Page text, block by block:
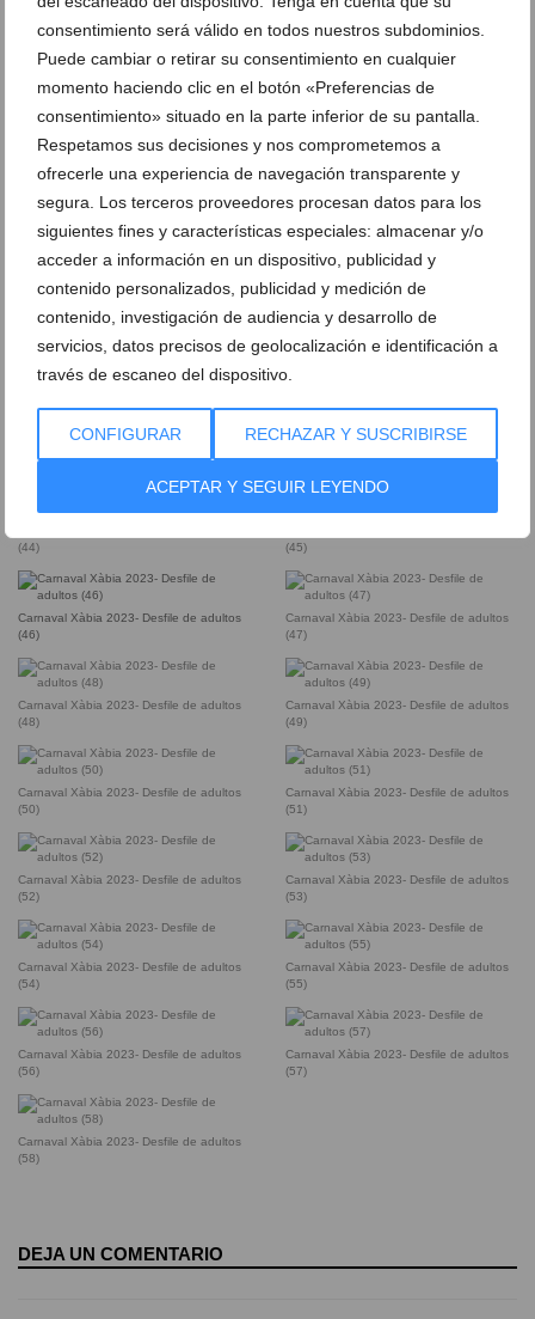
consentimiento será válido en todos nuestros subdominios.
Puede cambiar o retirar su consentimiento en cualquier
momento haciendo clic en el botón «Preferencias de
consentimiento» situado en la parte inferior de su pantalla.
Respetamos sus decisiones y nos comprometemos a
ofrecerle una experiencia de navegación transparente y
segura. Los terceros proveedores procesan datos para los
siguientes fines y características especiales: almacenar y/o
acceder a información en un dispositivo, publicidad y
contenido personalizados, publicidad y medición de
contenido, investigación de audiencia y desarrollo de
servicios, datos precisos de geolocalización e identificación a
través de escaneo del dispositivo.
CONFIGURAR RECHAZAR Y SUSCRIBIRSE
ACEPTAR Y SEGUIR LEYENDO
Carnaval Xàbia 2023- Desfile de adultos
Carnaval Xàbia 2023- Desfile de adultos
(33)
Carnaval Xàbia 2023- Desfile de adultos
Carnaval Xàbia 2023- Desfile de adultos
(35)
Carnaval Xàbia 2023- Desfile de adultos
(36)
Carnaval Xàbia 2023- Desfile de adultos
(37)
Carnaval Xàbia 2023- Desfile de adultos
(38)
Carnaval Xàbia 2023- Desfile de adultos
(39)
Carnaval Xàbia 2023- Desfile de adultos
(40)
Carnaval Xàbia 2023- Desfile de adultos
(41)
Carnaval Xàbia 2023- Desfile de adultos
(42)
Carnaval Xàbia 2023- Desfile de adultos
(43)
(44)
(45)
Carnaval Xàbia 2023- Desfile de adultos
(46)
Carnaval Xàbia 2023- Desfile de adultos
(47)
Carnaval Xàbia 2023- Desfile de adultos
(48)
Carnaval Xàbia 2023- Desfile de adultos
(49)
Carnaval Xàbia 2023- Desfile de adultos
(50)
Carnaval Xàbia 2023- Desfile de adultos
(51)
Carnaval Xàbia 2023- Desfile de adultos
(52)
Carnaval Xàbia 2023- Desfile de adultos
(53)
Carnaval Xàbia 2023- Desfile de adultos
(54)
Carnaval Xàbia 2023- Desfile de adultos
(55)
Carnaval Xàbia 2023- Desfile de adultos
(56)
Carnaval Xàbia 2023- Desfile de adultos
(57)
Carnaval Xàbia 2023- Desfile de adultos
(58)
DEJA UN COMENTARIO